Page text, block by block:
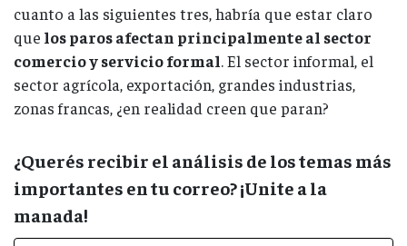
cuanto a las siguientes tres, habría que estar claro
que los paros afectan principalmente al sector
comercio y servicio formal. El sector informal, el
sector agrícola, exportación, grandes industrias,
zonas francas, ¿en realidad creen que paran?
¿Querés recibir el análisis de los temas más
importantes en tu correo? ¡Unite a la
manada!